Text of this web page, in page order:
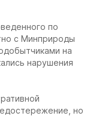
по
с Минприроды
на
нарушения
но